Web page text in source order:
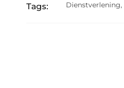
Tags: Dienstverlening,